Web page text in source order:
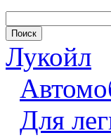
Лукойл
Для